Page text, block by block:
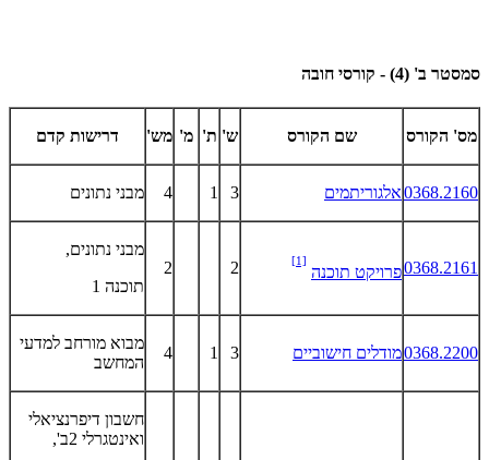
סמסטר ב' (4) - קורסי חובה
מס' הקורס שם הקורס ש' ת' מ' מש' דרישות קדם
0368.2160אלגוריתמים 3
1
4 מבני נתונים
0368.2161פרויקט תוכנה
[1]
2
2
מבני נתונים,
תוכנה 1
0368.2200מודלים חישוביים 3
1
4
מבוא מורחב למדעי
המחשב
חשבון דיפרנציאלי
ואינטגרלי 2ב',